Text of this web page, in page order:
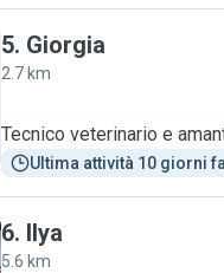
5. Giorgia
2.7 km
Tecnico veterinario e
Ultima attività 10 giorni fa
6. Ilya
5.6 km